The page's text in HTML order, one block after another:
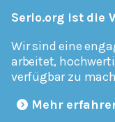
Serlo.org ist die
Wir sind eine
arbeitet,
verfügbar zu
Mehr